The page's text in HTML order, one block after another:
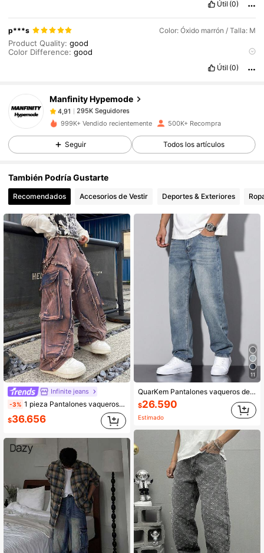
gamayhips
Útil (0)
p***s Color: Óxido marrón / Talla: M
Product Quality:good
Color Difference:good
Útil (0)
Manfinity Hypemode
4,91
4,91
295K Seguidores
k***3
Hace 1 día
4,91 295K Seguidores
4,91 295K Seguidores
4,91 295K Seguidores
4,91 295K Seguidores
4,91 295K Seguidores
4,91 295K Seguidores
295K Seguidores
999K+ Vendido recientemente 500K+ Recompra
Seguir Todos los artículos
También Podría Gustarte
Recomendados Accesorios de Vestir Deportes & Exteriores
Infinite jeans
-3% 1 pieza Pantalones vaqueros cargo de moda estadounidense para hombres con parches y múltiples bolsillos, pantalones casuales anchos y cómodos, pantalones de mezclilla versátiles para todas las estaciones (cinturón y accesorios no incluidos)
$36.656
11
QuarKem Pantalones vaqueros de mezclilla desgastados y desteñidos para hombres
$26.590
Estimado